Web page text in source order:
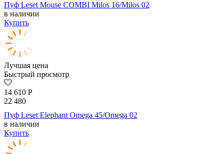
Пуф Leset Mouse COMBI Milos 16/Milos 02
в наличии
Купить
Лучшая цена
Быстрый просмотр
14 610 Р
22 480
Пуф Leset Elephant Omega 45/Omega 02
в наличии
Купить